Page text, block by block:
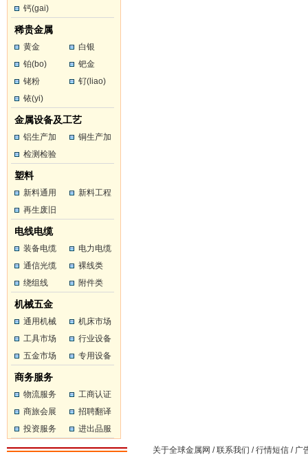
钙(gai)
稀贵金属
黄金
白银
铂(bo)
钯金
铑粉
钌(liao)
铱(yi)
金属设备及工艺
铝生产加
工
铜生产加
检测检验
塑料
新料通用
塑料
新料工程
再生废旧
塑料
电线电缆
装备电缆
电力电缆
通信光缆
裸线类
绕组线
附件类
机械五金
通用机械
机床市场
工具市场
行业设备
五金市场
专用设备
商务服务
物流服务
工商认证
商旅会展
招聘翻译
投资服务
进出品服
务
关于全球金属网 /联系我们 /行情短信/ 广